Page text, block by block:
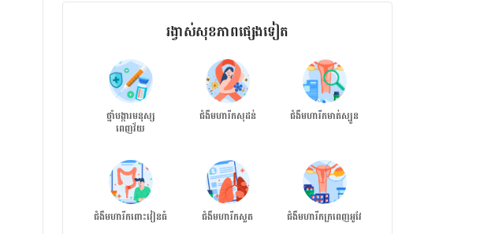
រង្វាស់​សុខភាព​ផ្សេង​ទៀត
ថ្នាំបង្ការមនុស្ស
ពេញវ័យ
ជំងឺមហារីកសុដន់ ជំងឺមហារីកមាត់ស្បូន
ជំងឺមហារីកពោះវៀនធំ ជំងឺមហារីកសួត ជំងឺមហារីកក្រពេញអូវែ